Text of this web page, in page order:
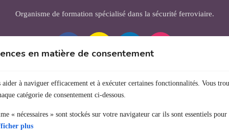
en matière de consentement
à naviguer efficacement et à exécuter certaines fonctionnalités. Vous
catégorie de consentement ci-dessous.
« nécessaires » sont stockés sur votre navigateur car ils sont essentiels
plus
Organisme de formation spécialisé dans la sécurité ferroviaire.
Nous contacter
31 rue des Landelles